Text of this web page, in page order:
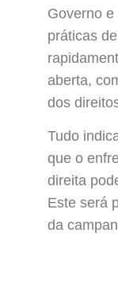
Governo
práticas de
aberta,
dos
Tudo
que o
direita
Este será
da